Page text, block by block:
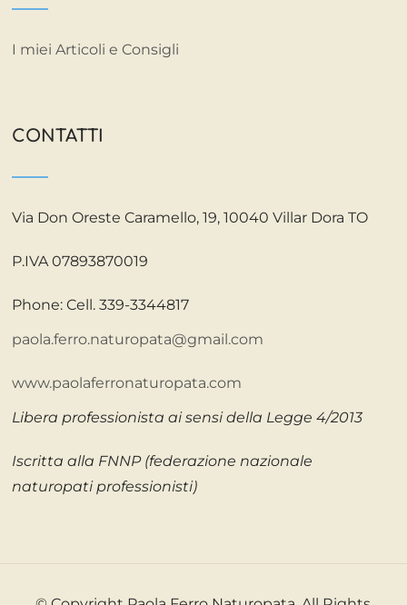
I miei Articoli e Consigli
CONTATTI
Via Don Oreste Caramello, 19, 10040 Villar Dora TO
P.IVA 07893870019
Phone: Cell. 339-3344817
paola.ferro.naturopata@gmail.com
www.paolaferronaturopata.com
Libera professionista ai sensi della Legge 4/2013
Iscritta alla FNNP (federazione nazionale
naturopati professionisti)